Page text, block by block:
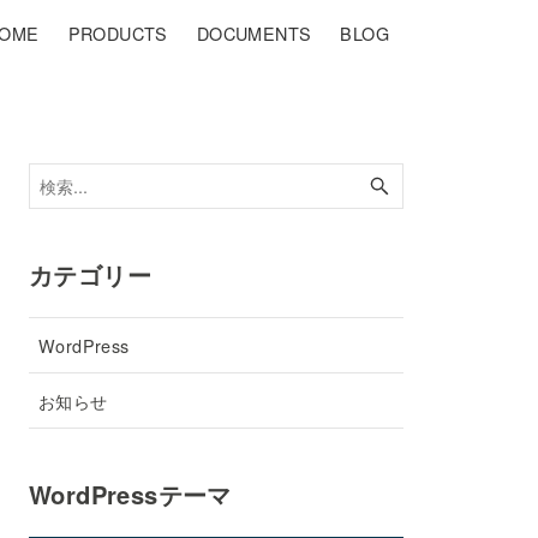
PRODUCTS DOCUMENTS BLOG
カテゴリー
WordPress
お知らせ
WordPressテーマ